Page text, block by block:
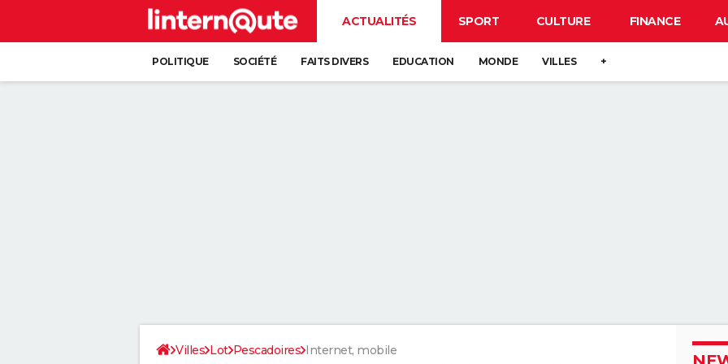
ACTUALITÉS SPORT CULTURE FINANCE
POLITIQUE SOCIÉTÉ FAITS DIVERS EDUCATION MONDE VILLES +
Villes Lot Pescadoires Internet, mobile